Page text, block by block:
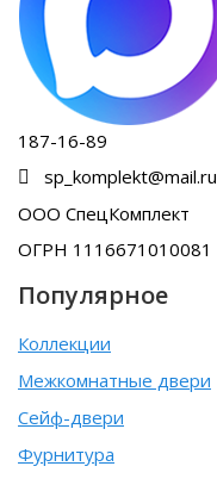
187-16-89
sp_komplekt@mail.ru
ООО СпецКомплект
ОГРН 1116671010081
Популярное
Коллекции
Межкомнатные двери
Сейф-двери
Фурнитура